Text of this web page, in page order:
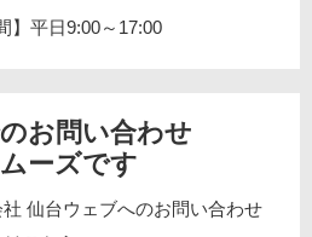
】平日9:00～17:00
お問い合わせ
ーズです